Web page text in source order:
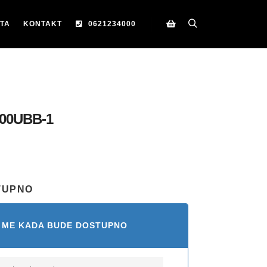
KONTAKT
0621234000
1
KADA BUDE DOSTUPNO